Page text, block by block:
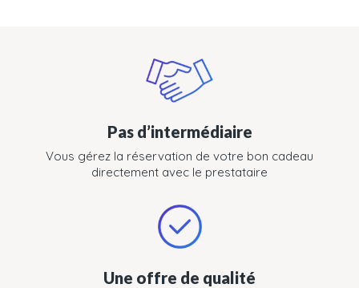
Pas d’intermédiaire
Vous gérez la réservation de votre bon cadeau
directement avec le prestataire
Une offre de qualité